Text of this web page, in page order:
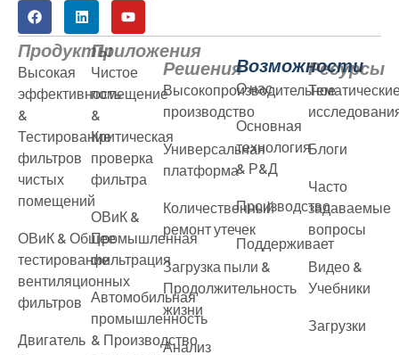
Продукты
Высокая
эффективность
&
Тестирование
фильтров
чистых
помещений
ОВиК & Общее
тестирование
вентиляционных
фильтров
Двигатель
Приложения
Чистое
помещение
&
Критическая
проверка
фильтра
ОВиК &
Промышленная
фильтрация
Автомобильная
промышленность
& Производство
Решения
Высокопроизводительное
производство
Универсальная
платформа
Количественный
ремонт утечек
Загрузка пыли &
Продолжительность
жизни
Анализ
Возможности
О нас
Основная
технология
& Р&Д
Производство
Поддерживает
Ресурсы
Блоги
Часто
задаваемые
вопросы
Видео &
Учебники
Загрузки